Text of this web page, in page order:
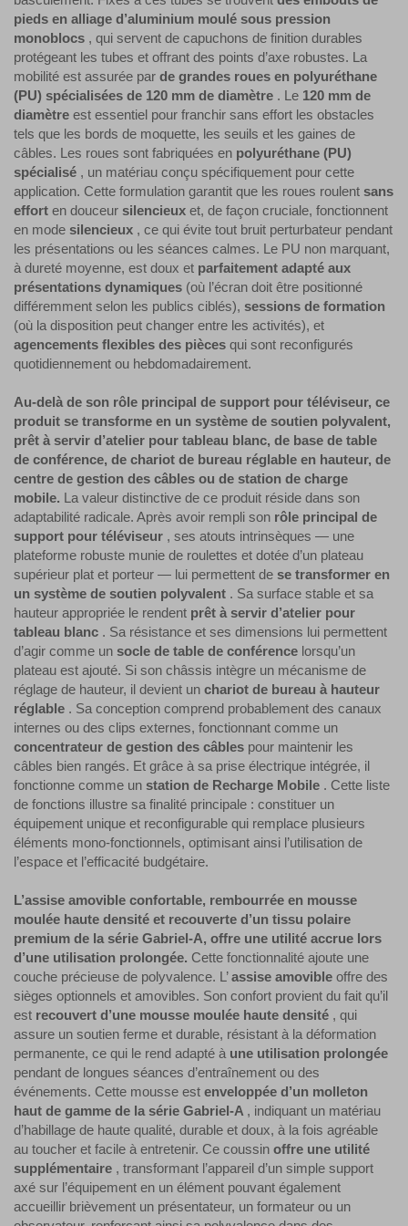
pieds en alliage d’aluminium moulé sous pression
monoblocs , qui servent de capuchons de finition durables
protégeant les tubes et offrant des points d’axe robustes. La
mobilité est assurée par de grandes roues en polyuréthane
(PU) spécialisées de 120 mm de diamètre . Le 120 mm de
diamètre est essentiel pour franchir sans effort les obstacles
tels que les bords de moquette, les seuils et les gaines de
câbles. Les roues sont fabriquées en polyuréthane (PU)
spécialisé , un matériau conçu spécifiquement pour cette
application. Cette formulation garantit que les roues roulent sans
effort en douceur silencieux et, de façon cruciale, fonctionnent
en mode silencieux , ce qui évite tout bruit perturbateur pendant
les présentations ou les séances calmes. Le PU non marquant,
à dureté moyenne, est doux et parfaitement adapté aux
présentations dynamiques (où l’écran doit être positionné
différemment selon les publics ciblés), sessions de formation
(où la disposition peut changer entre les activités), et
agencements flexibles des pièces qui sont reconfigurés
quotidiennement ou hebdomadairement.
Au-delà de son rôle principal de support pour téléviseur, ce
produit se transforme en un système de soutien polyvalent,
prêt à servir d’atelier pour tableau blanc, de base de table
de conférence, de chariot de bureau réglable en hauteur, de
centre de gestion des câbles ou de station de charge
mobile. La valeur distinctive de ce produit réside dans son
adaptabilité radicale. Après avoir rempli son rôle principal de
support pour téléviseur , ses atouts intrinsèques — une
plateforme robuste munie de roulettes et dotée d’un plateau
supérieur plat et porteur — lui permettent de se transformer en
un système de soutien polyvalent . Sa surface stable et sa
hauteur appropriée le rendent prêt à servir d’atelier pour
tableau blanc . Sa résistance et ses dimensions lui permettent
d’agir comme un socle de table de conférence lorsqu’un
plateau est ajouté. Si son châssis intègre un mécanisme de
réglage de hauteur, il devient un chariot de bureau à hauteur
réglable . Sa conception comprend probablement des canaux
internes ou des clips externes, fonctionnant comme un
concentrateur de gestion des câbles pour maintenir les
câbles bien rangés. Et grâce à sa prise électrique intégrée, il
fonctionne comme un station de Recharge Mobile . Cette liste
de fonctions illustre sa finalité principale : constituer un
équipement unique et reconfigurable qui remplace plusieurs
éléments mono-fonctionnels, optimisant ainsi l’utilisation de
l’espace et l’efficacité budgétaire.
L’assise amovible confortable, rembourrée en mousse
moulée haute densité et recouverte d’un tissu polaire
premium de la série Gabriel-A, offre une utilité accrue lors
d’une utilisation prolongée. Cette fonctionnalité ajoute une
couche précieuse de polyvalence. L’assise amovible offre des
sièges optionnels et amovibles. Son confort provient du fait qu’il
est recouvert d’une mousse moulée haute densité , qui
assure un soutien ferme et durable, résistant à la déformation
permanente, ce qui le rend adapté à une utilisation prolongée
pendant de longues séances d’entraînement ou des
événements. Cette mousse est enveloppée d’un molleton
haut de gamme de la série Gabriel-A , indiquant un matériau
d’habillage de haute qualité, durable et doux, à la fois agréable
au toucher et facile à entretenir. Ce coussin offre une utilité
supplémentaire , transformant l’appareil d’un simple support
axé sur l’équipement en un élément pouvant également
accueillir brièvement un présentateur, un formateur ou un